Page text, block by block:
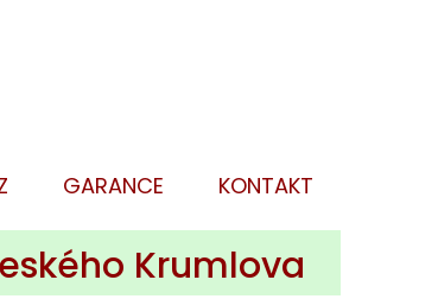
GARANCE KONTAKT
Krumlova